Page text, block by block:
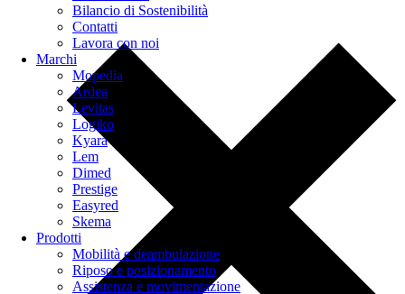
Bilancio di Sostenibilità
Contatti
Lavora con noi
Marchi
Mopedia
Ardea
Levitas
Logiko
Kyara
Lem
Dimed
Prestige
Easyred
Skema
Prodotti
Mobilità e deambulazione
Riposo e posizionamento
Assistenza e movimentazione